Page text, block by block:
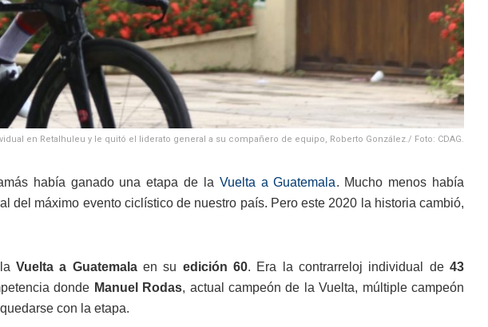
en Retalhuleu y le quitó el liderato general a su compañero de equipo, Roberto González./ Foto: CDAG.
había ganado una etapa de la Vuelta a Guatemala. Mucho menos había
del máximo evento ciclístico de nuestro país. Pero este 2020 la historia cambió,
Vuelta a Guatemalaen su edición 60. Era la contrarreloj individual de43
donde Manuel Rodas, actual campeón de la Vuelta, múltiple campeón
con la etapa.